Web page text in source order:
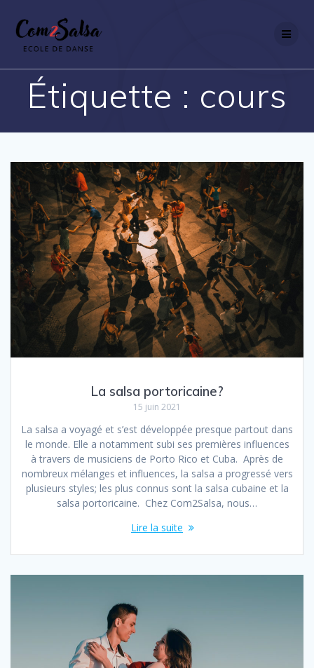
Étiquette : cours
La salsa portoricaine?
15 juin 2021
La salsa a voyagé et s’est développée presque partout dans
le monde. Elle a notamment subi ses premières influences
à travers de musiciens de Porto Rico et Cuba. Après de
nombreux mélanges et influences, la salsa a progressé vers
plusieurs styles; les plus connus sont la salsa cubaine et la
salsa portoricaine. Chez Com2Salsa, nous…
Lire la suite